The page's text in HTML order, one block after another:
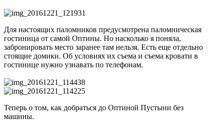
Для настоящих паломников предусмотрена паломническая
гостиница от самой Оптины. Но насколько я поняла,
забронировать место заранее там нельзя. Есть еще отдельно
стоящие домики. Об условиях их съема и съема кровати в
гостинице нужно узнавать по телефонам.
Теперь о том, как добраться до Оптиной Пустыни без
машины.